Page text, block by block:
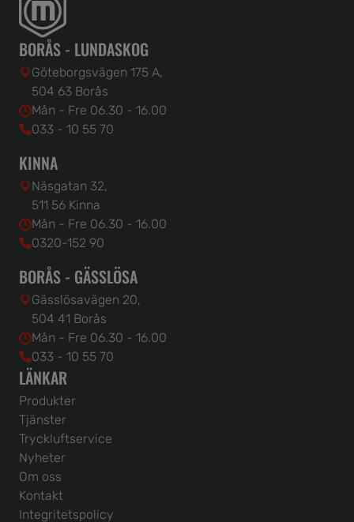
BORÅS - LUNDASKOG
Göteborgsvägen 175 A,
504 63 Borås
Mån - Fre 06.30 - 16.00
033 - 10 55 70
KINNA
Näsgatan 32,
511 56 Kinna
Mån - Fre 06.30 - 16.00
0320-152 90
BORÅS - GÄSSLÖSA
Gässlösavägen 20,
504 41 Borås
Mån - Fre 06.30 - 16.00
033 - 10 55 70
LÄNKAR
Produkter
Tjänster
Tryckluftservice
Nyheter
Om oss
Kontakt
Integritetspolicy